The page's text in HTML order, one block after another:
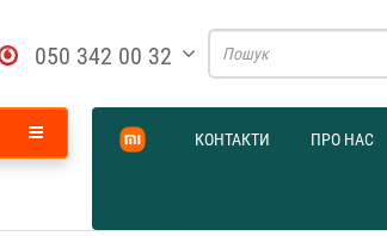
050 342 00 32
КОНТАКТИ ПРО НАС